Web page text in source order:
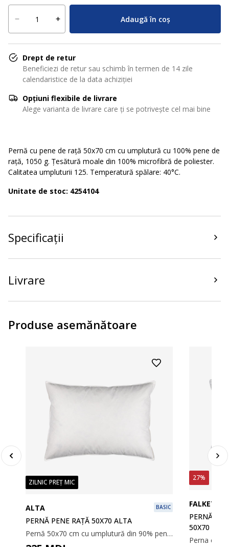
Adaugă în coș
Drept de retur
Beneficiezi de retur sau schimb în termen de 14 zile
calendaristice de la data achiziției
Opțiuni flexibile de livrare
Alege varianta de livrare care ți se potrivește cel mai bine
Pernă cu pene de rață 50x70 cm cu umplutură cu 100% pene de
rață, 1050 g. Țesătură moale din 100% microfibră de poliester.
Calitatea umpluturii 125. Temperatură spălare: 40°C.
Unitate de stoc: 4254104
Specificații
Livrare
Produse asemănătoare
ZILNIC PREȚ MIC
ALTA BASIC
PERNĂ PENE RAȚĂ 50X70 ALTA
Pernă 50x70 cm cu umplutură din 90% pene albe de rață/10% puf de rață, 750 g. Țesătură din 100% bumbac. Calitatea umpluturii 200. Temperatură spălare 60°C.
27%
FALKETIND
PERNĂ
50X70